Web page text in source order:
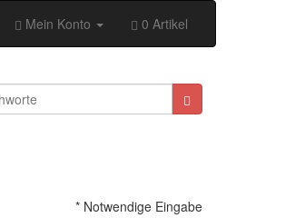
Mein Konto 0 Artikel
* Notwendige Eingabe